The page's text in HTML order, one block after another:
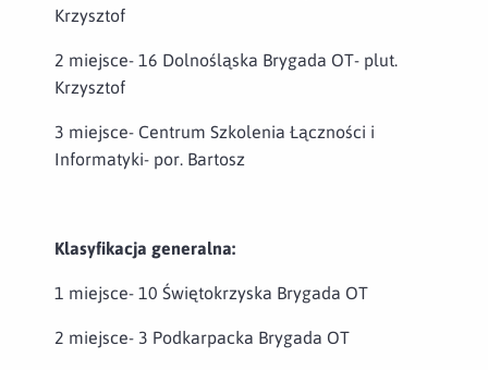
Krzysztof
2 miejsce- 16 Dolnośląska Brygada OT- plut.
Krzysztof
3 miejsce- Centrum Szkolenia Łączności i
Informatyki- por. Bartosz
Klasyfikacja generalna:
1 miejsce- 10 Świętokrzyska Brygada OT
2 miejsce- 3 Podkarpacka Brygada OT